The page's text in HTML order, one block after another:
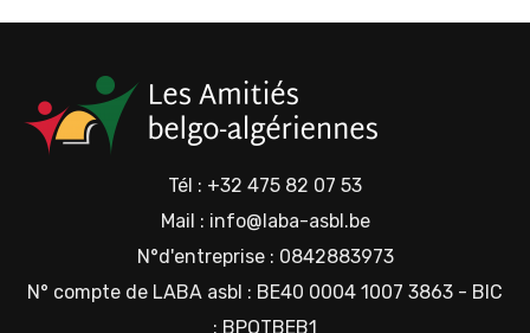
Tél : +32 475 82 07 53
Mail : info@laba-asbl.be
N°d'entreprise : 0842883973
N° compte de LABA asbl : BE40 0004 1007 3863 - BIC
: BPOTBEB1